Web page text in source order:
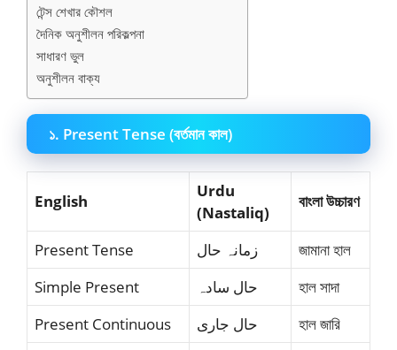
টেন্স শেখার কৌশল
দৈনিক অনুশীলন পরিকল্পনা
সাধারণ ভুল
অনুশীলন বাক্য
১. Present Tense (বর্তমান কাল)
English
Urdu
(Nastaliq)
বাংলা উচ্চারণ
Present Tense زمانہ حال
জামানা হাল
Simple Present
حال سادہ
হাল সাদা
Present Continuous
حال جاری
হাল জারি